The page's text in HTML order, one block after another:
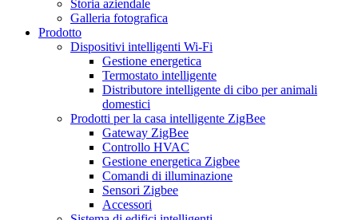
Storia aziendale
Galleria fotografica
Prodotto
Dispositivi intelligenti Wi-Fi
Gestione energetica
Termostato intelligente
Distributore intelligente di cibo per animali
domestici
Prodotti per la casa intelligente ZigBee
Gateway ZigBee
Controllo HVAC
Gestione energetica Zigbee
Comandi di illuminazione
Sensori Zigbee
Accessori